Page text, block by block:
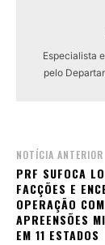
Especialista
pelo
NOTÍCIA ANTERIOR
PRF SUFOCA
FACÇÕES E
OPERAÇÃO COM
APREENSÕES
EM 11 ESTADOS